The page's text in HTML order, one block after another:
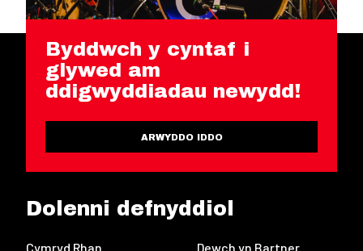
Byddwch y cyntaf i
glywed am
ddigwyddiadau newydd!
ARWYDDO IDDO
Dolenni defnyddiol
Cymryd Rhan Dewch yn Bartner